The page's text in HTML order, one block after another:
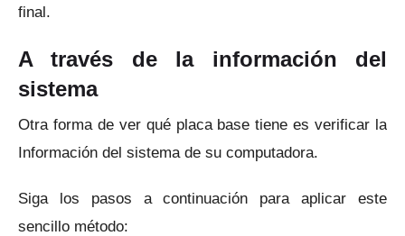
final.
A través de la información del
sistema
Otra forma de ver qué placa base tiene es verificar la
Información del sistema de su computadora.
Siga los pasos a continuación para aplicar este
sencillo método: